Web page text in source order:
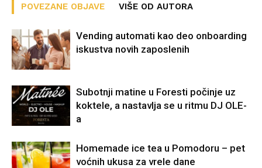
POVEZANE OBJAVE VIŠE OD AUTORA
Vending automati kao deo onboarding
iskustva novih zaposlenih
Subotnji matine u Foresti počinje uz
koktele, a nastavlja se u ritmu DJ OLE-
a
Homemade ice tea u Pomodoru – pet
voćnih ukusa za vrele dane